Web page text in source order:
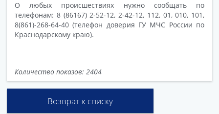
О любых происшествиях нужно сообщать по
телефонам: 8 (86167) 2-52-12, 2-42-12, 112, 01, 010, 101,
8(861)-268-64-40 (телефон доверия ГУ МЧС России по
Краснодарскому краю).
Количество показов: 2404
Возврат к списку